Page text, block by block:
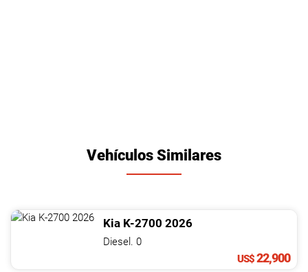
Vehículos Similares
Kia K-2700 2026
Diesel. 0
US$22,900